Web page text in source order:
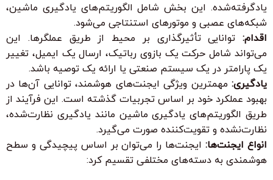
یادگرفته‌شده. این بخش شامل الگوریتم‌های یادگیری ماشین،
شبکه‌های عصبی و موتورهای استنتاجی می‌شود.
اقدام: توانایی تأثیرگذاری بر محیط از طریق عملگرها. این
می‌تواند شامل حرکت یک بازوی رباتیک، ارسال یک ایمیل، تغییر
یک پارامتر در یک سیستم صنعتی یا ارائه یک توصیه باشد.
یادگیری: مهمترین ویژگی ایجنت‌های هوشمند، توانایی آن‌ها در
بهبود عملکرد خود بر اساس تجربیات گذشته است. این فرآیند از
طریق الگوریتم‌های یادگیری ماشین مانند یادگیری نظارت‌شده،
نظارت‌نشده و تقویت‌کننده صورت می‌گیرد.
انواع ایجنت‌ها:ایجنت‌ها را می‌توان بر اساس پیچیدگی و سطح
هوشمندی به دسته‌های مختلفی تقسیم کرد: